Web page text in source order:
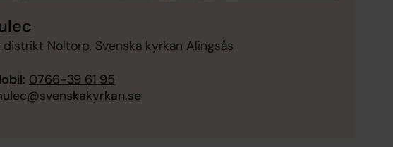
Noltorp, Svenska kyrkan Alingsås
0766-39 61 95